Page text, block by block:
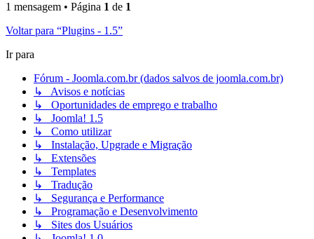
1 mensagem • Página 1 de 1
Voltar para “Plugins - 1.5”
Ir para
Fórum - Joomla.com.br (dados salvos de joomla.com.br)
↳ Avisos e notícias
↳ Oportunidades de emprego e trabalho
↳ Joomla! 1.5
↳ Como utilizar
↳ Instalação, Upgrade e Migração
↳ Extensões
↳ Templates
↳ Tradução
↳ Segurança e Performance
↳ Programação e Desenvolvimento
↳ Sites dos Usuários